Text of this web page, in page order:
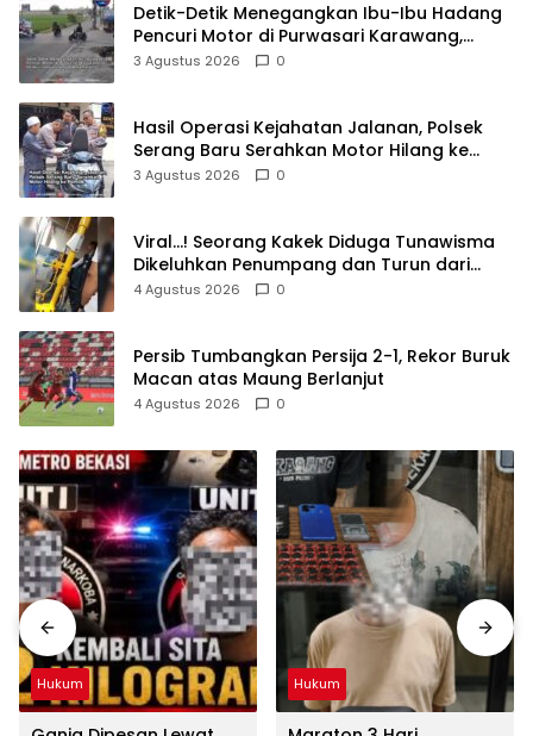
Detik-Detik Menegangkan Ibu-Ibu Hadang
Pencuri Motor di Purwasari Karawang,
Pelaku Lolos di Tengah Keramaian!
3 Agustus 2026 0
Hasil Operasi Kejahatan Jalanan, Polsek
Serang Baru Serahkan Motor Hilang ke
Pemilik
3 Agustus 2026 0
Viral…! Seorang Kakek Diduga Tunawisma
Dikeluhkan Penumpang dan Turun dari
TransJakarta Karena Bau Badan
4 Agustus 2026 0
Persib Tumbangkan Persija 2-1, Rekor Buruk
Macan atas Maung Berlanjut
4 Agustus 2026 0
Hukum Hukum